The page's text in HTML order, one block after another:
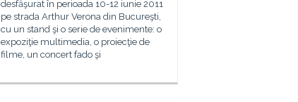
desfăşurat în perioada 10-12 iunie 2011
pe strada Arthur Verona din Bucureşti,
cu un stand şi o serie de evenimente: o
expoziţie multimedia, o proiecţie de
filme, un concert fado şi